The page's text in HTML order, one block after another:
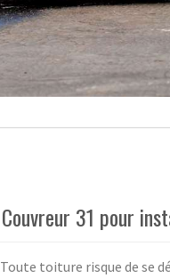
Couvreur 31 pour
Toute toiture risque de se